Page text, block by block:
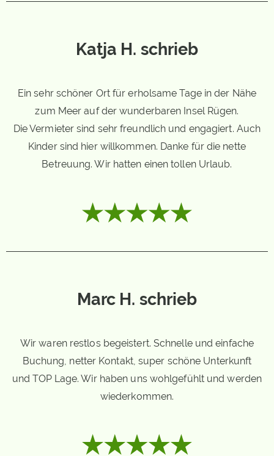
Katja H. schrieb
Ein sehr schöner Ort für erholsame Tage in der Nähe
zum Meer auf der wunderbaren Insel Rügen.
Die Vermieter sind sehr freundlich und engagiert. Auch
Kinder sind hier willkommen. Danke für die nette
Betreuung. Wir hatten einen tollen Urlaub.
Marc H. schrieb
Wir waren restlos begeistert. Schnelle und einfache
Buchung, netter Kontakt, super schöne Unterkunft
und TOP Lage. Wir haben uns wohlgefühlt und werden
wiederkommen.